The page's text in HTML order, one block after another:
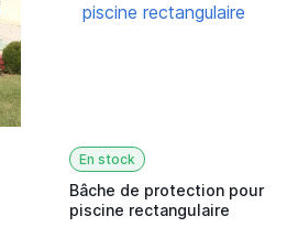
En stock
Bâche de protection pour
piscine rectangulaire